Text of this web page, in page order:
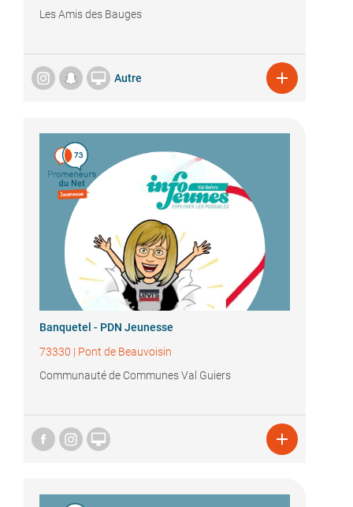
Les Amis des Bauges
 Autre 
Banquetel - PDN Jeunesse
73330 | Pont de Beauvoisin
Communauté de Communes Val Guiers
 